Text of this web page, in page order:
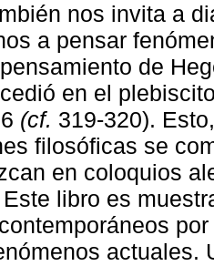
nos invita a
a pensar
de
en el
(cf. 319-320).
filosóficas se
en coloquios
libro es
actuales.